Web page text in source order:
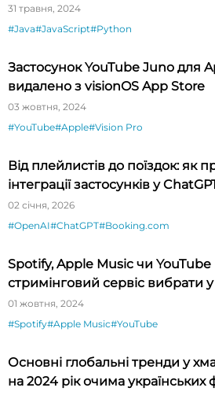
31 травня, 2024
#Java#JavaScript#Python
Застосунок YouTube Juno для
видалено з visionOS App Store
03 жовтня, 2024
#YouTube#Apple#Vision Pro
Від плейлистів до поїздок: як
інтеграції застосунків у
02 січня, 2026
#OpenAI#ChatGPT#Booking.com
Spotify, Apple Music чи
стримінговий сервіс вибрати
01 жовтня, 2024
#Spotify#Apple Music#YouTube
Основні глобальні тренди у
на 2024 рік очима українських